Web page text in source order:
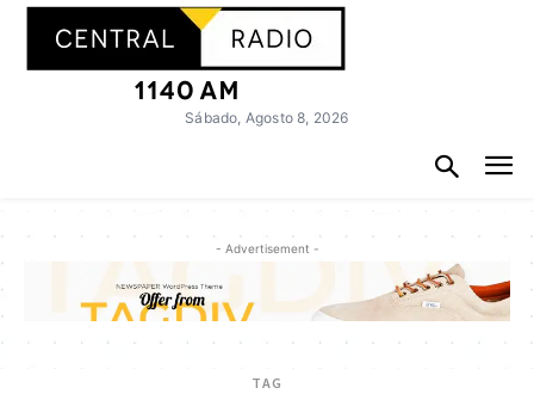
Sábado, Agosto 8, 2026
- Advertisement -
TAG